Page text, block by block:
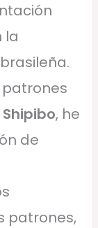
la
Shipibo, he
de
patrones,